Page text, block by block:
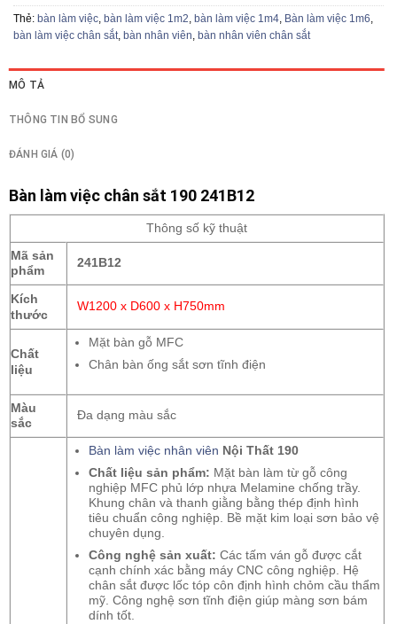
Thẻ: bàn làm việc, bàn làm việc 1m2, bàn làm việc 1m4, Bàn làm việc 1m6,
bàn làm việc chân sắt, bàn nhân viên, bàn nhân viên chân sắt
MÔ TẢ
THÔNG TIN BỔ SUNG
ĐÁNH GIÁ (0)
Bàn làm việc chân sắt 190 241B12
Thông số kỹ thuật
Mã sản
phẩm
241B12
Kích
thước
W1200 x D600 x H750mm
Chất
liệu
Mặt bàn gỗ MFC
Chân bàn ống sắt sơn tĩnh điện
Màu
sắc
Đa dạng màu sắc
Bàn làm việc nhân viên Nội Thất 190
Chất liệu sản phẩm: Mặt bàn làm từ gỗ công
nghiệp MFC phủ lớp nhựa Melamine chống trầy.
Khung chân và thanh giằng bằng thép định hình
tiêu chuẩn công nghiệp. Bề mặt kim loại sơn bảo vệ
chuyên dụng.
Công nghệ sản xuất: Các tấm ván gỗ được cắt
cạnh chính xác bằng máy CNC công nghiệp. Hệ
chân sắt được lốc tóp côn định hình chỏm cầu thẩm
mỹ. Công nghệ sơn tĩnh điện giúp màng sơn bám
dính tốt.